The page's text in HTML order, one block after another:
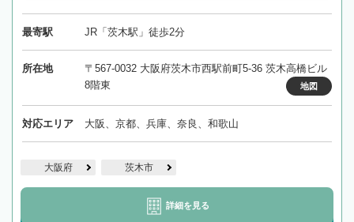
最寄駅 JR「茨木駅」徒歩2分
所在地
〒567-0032 大阪府茨木市西駅前町5-36 茨木高橋ビル
8階東
地図
対応エリア 大阪、京都、兵庫、奈良、和歌山
大阪府 茨木市
詳細を見る